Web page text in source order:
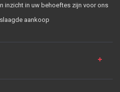
inzicht in uw behoeftes zijn voor ons
aankoop